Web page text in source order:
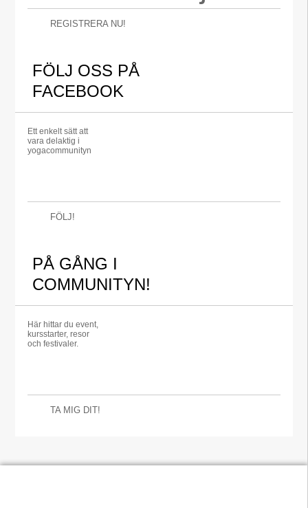
REGISTRERA NU!
FÖLJ OSS PÅ
FACEBOOK
Ett enkelt sätt att
vara delaktig i
yogacommunityn
FÖLJ!
PÅ GÅNG I
COMMUNITYN!
Här hittar du event,
kursstarter, resor
och festivaler.
TA MIG DIT!